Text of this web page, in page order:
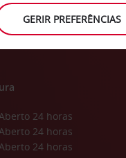
24 horas
24 horas
24 horas
GERIR PREFERÊNCIAS